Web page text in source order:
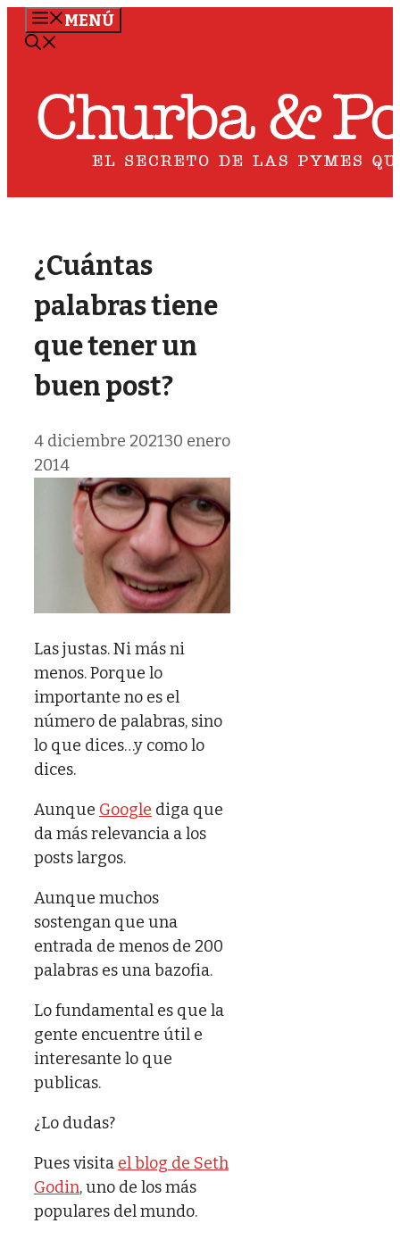
Saltar
MENÚ
¿Cuántas
palabras tiene
que tener un
buen post?
4 diciembre 202130 enero
2014
Las justas. Ni más ni
menos. Porque lo
importante no es el
número de palabras, sino
lo que dices…y como lo
dices.
Aunque Google diga que
da más relevancia a los
posts largos.
Aunque muchos
sostengan que una
entrada de menos de 200
palabras es una bazofia.
Lo fundamental es que la
gente encuentre útil e
interesante lo que
publicas.
¿Lo dudas?
Pues visita el blog de Seth
Godin, uno de los más
populares del mundo.